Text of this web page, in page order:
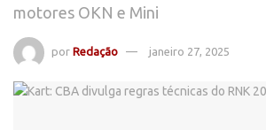
motores OKN e Mini
por Redação janeiro 27, 2025